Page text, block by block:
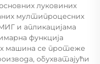
луковиних
мултипроцесних
и апликацијама
функција
машина се протеже
обухватајући